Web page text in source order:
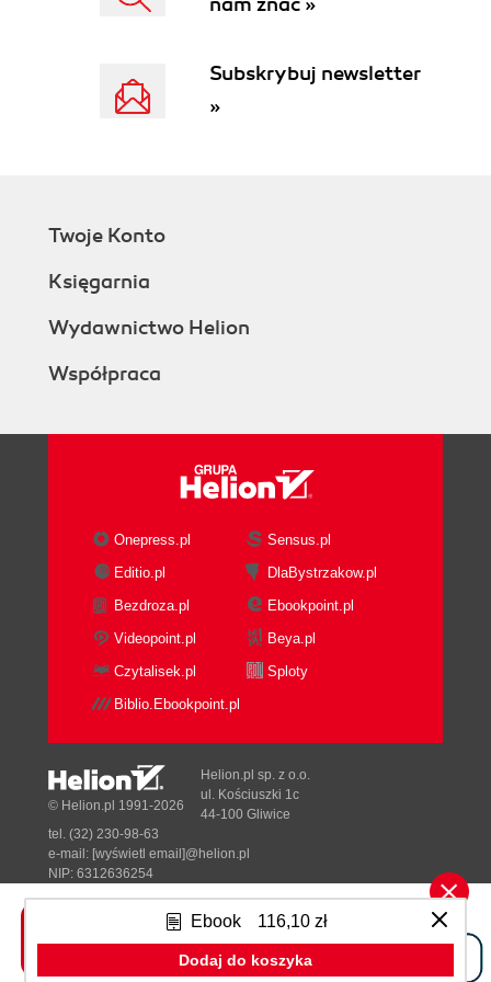
Ebook 116,10 zł
Dodaj do koszyka
Subskrybuj newsletter
»
Twoje Konto
Księgarnia
Wydawnictwo Helion
Współpraca
Onepress.pl
Sensus.pl
Editio.pl
DlaBystrzakow.pl
Bezdroza.pl
Ebookpoint.pl
Videopoint.pl
Beya.pl
Czytalisek.pl
Sploty
Biblio.Ebookpoint.pl
Tonik.pl
© Helion.pl 1991-2026
Helion.pl sp. z o.o.
ul. Kościuszki 1c
44-100 Gliwice
tel. (32) 230-98-63
e-mail: [wyświetl email]@helion.pl
NIP: 6312636254